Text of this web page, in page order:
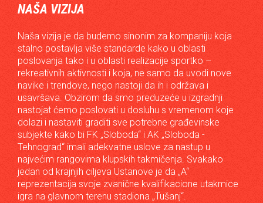
NAŠA VIZIJA
Naša vizija je da budemo sinonim za kompaniju koja
stalno postavlja više standarde kako u oblasti
poslovanja tako i u oblasti realizacije sportko –
rekreativnih aktivnosti i koja, ne samo da uvodi nove
navike i trendove, nego nastoji da ih i održava i
usavršava. Obzirom da smo preduzeće u izgradnji
nastojat ćemo poslovati u dosluhu s vremenom koje
dolazi i nastaviti graditi sve potrebne građevinske
subjekte kako bi FK „Sloboda“ i AK „Sloboda -
Tehnograd“ imali adekvatne uslove za nastup u
najvećim rangovima klupskih takmičenja. Svakako
jedan od krajnjih ciljeva Ustanove je da „A“
reprezentacija svoje zvanične kvalifikacione utakmice
igra na glavnom terenu stadiona „Tušanj“.